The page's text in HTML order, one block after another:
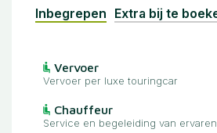
Inbegrepen Extra bij te
Vervoer
Vervoer per luxe touringcar
Chauffeur
Service en begeleiding van